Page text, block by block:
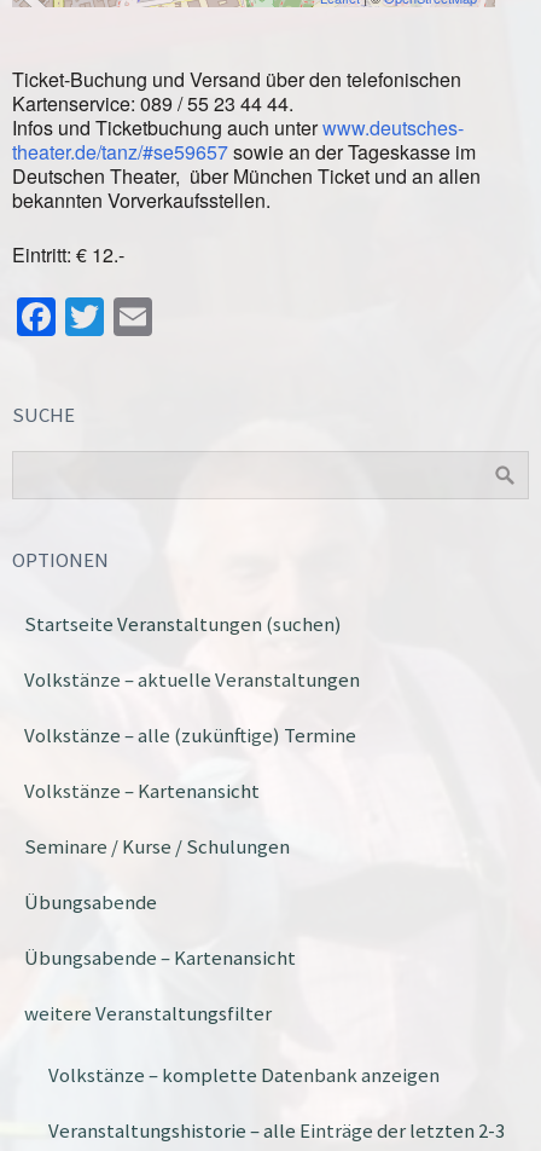
Ticket-Buchung und Versand über den telefonischen
Kartenservice: 089 / 55 23 44 44.
Infos und Ticketbuchung auch unterwww.deutsches-
theater.de/tanz/#se59657sowie an der Tageskasse im
Deutschen Theater, über München Ticket und an allen
bekannten Vorverkaufsstellen.
Eintritt: € 12.-
Facebook
Twitter
SUCHE
OPTIONEN
Startseite Veranstaltungen (suchen)
Volkstänze – aktuelle Veranstaltungen
Volkstänze – alle (zukünftige) Termine
Volkstänze – Kartenansicht
Seminare / Kurse / Schulungen
Übungsabende
Übungsabende – Kartenansicht
weitere Veranstaltungsfilter
Volkstänze – komplette Datenbank anzeigen
Veranstaltungshistorie – alle Einträge der letzten 2-3